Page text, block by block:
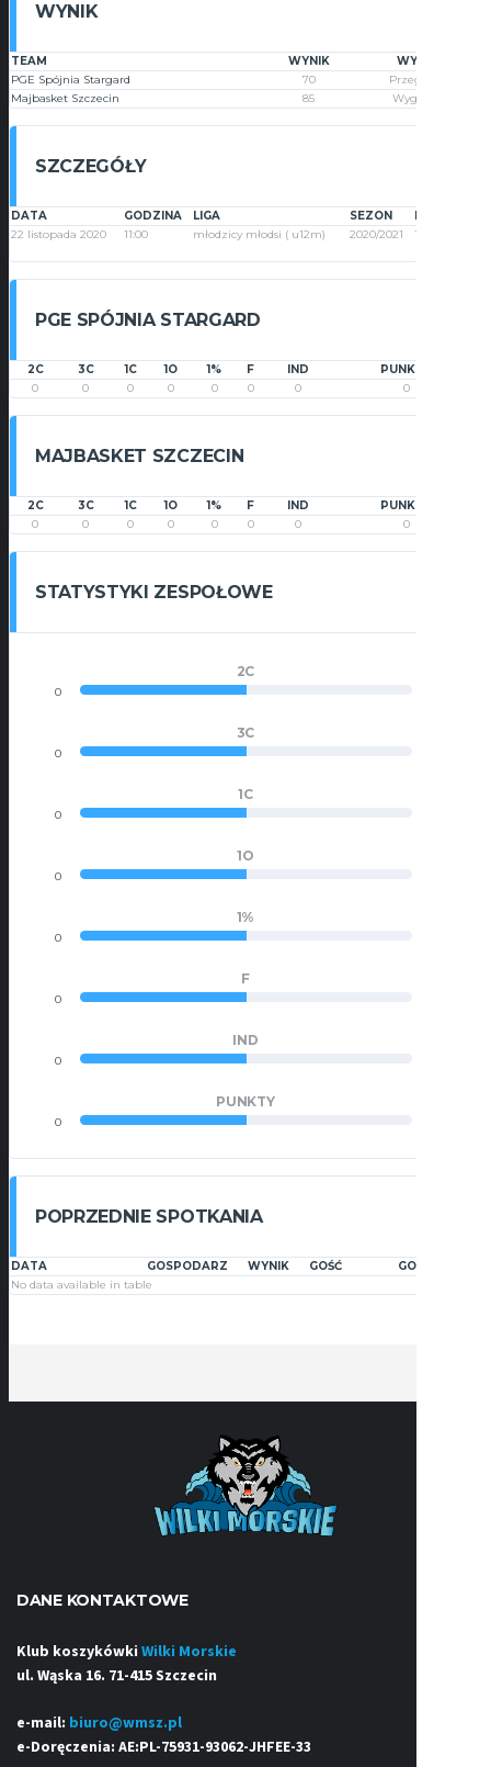
WYNIK
TEAM WYNIK
WYNIK
PGE Spójnia Stargard
70
Przegrana
Majbasket Szczecin
85 Wygrana
SZCZEGÓŁY
DATA GODZINA LIGA SEZON
22 listopada 2020
11:00 młodzicy młodsi ( u12m) 2020/2021 1
PGE SPÓJNIA STARGARD
2C 3C 1C 1O 1% F IND
PUNKTY
0
0 0 0 0 0 0 0
MAJBASKET SZCZECIN
2C 3C 1C 1O 1% F IND
PUNKTY
0
0 0 0 0 0 0 0
STATYSTYKI ZESPOŁOWE
2C
0
3C
0
1C
0
1O
0
1%
0
F
0
IND
0
PUNKTY
0
POPRZEDNIE SPOTKANIA
DATA GOSPODARZ WYNIK GOŚĆ
GODZINA
No data available in table
DANE KONTAKTOWE
Klub koszykówki Wilki Morskie
ul. Wąska 16. 71-415 Szczecin
e-mail: biuro@wmsz.pl
e-Doręczenia: AE:PL-75931-93062-JHFEE-33